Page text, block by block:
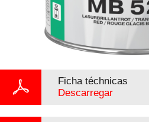
Ficha téchnicas
Descarregar